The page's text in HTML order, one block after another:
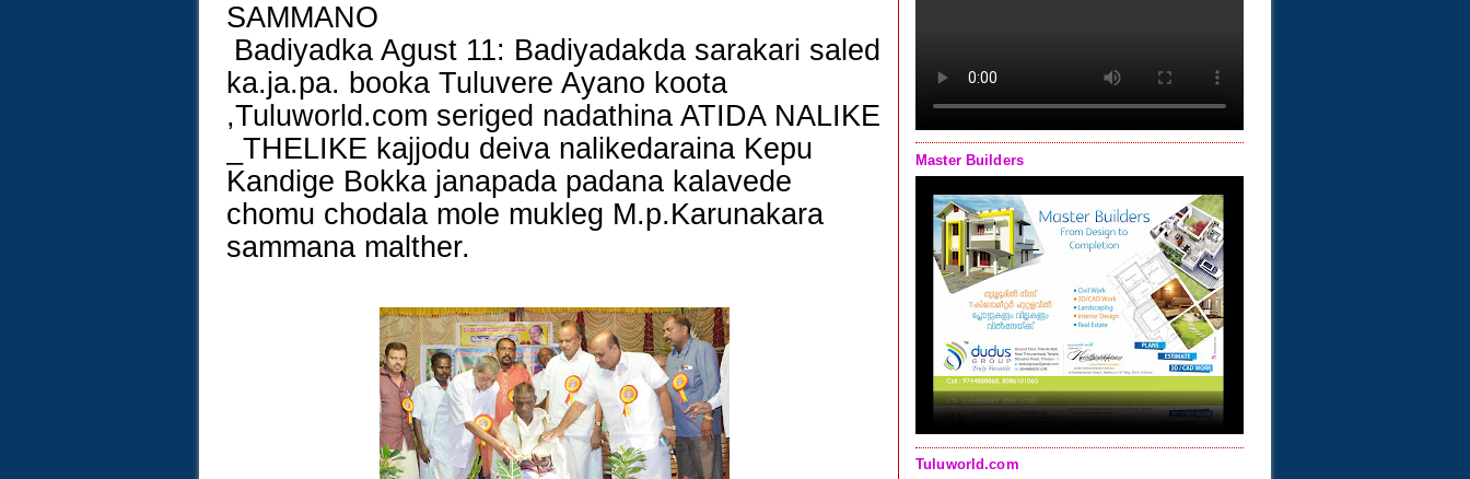
SAMMANO
Badiyadka Agust 11: Badiyadakda sarakari saled
ka.ja.pa. booka Tuluvere Ayano koota
,Tuluworld.com seriged nadathina ATIDA NALIKE
_THELIKE kajjodu deiva nalikedaraina Kepu
Kandige Bokka janapada padana kalavede
chomu chodala mole mukleg M.p.Karunakara
sammana malther.
Master Builders
Tuluworld.com